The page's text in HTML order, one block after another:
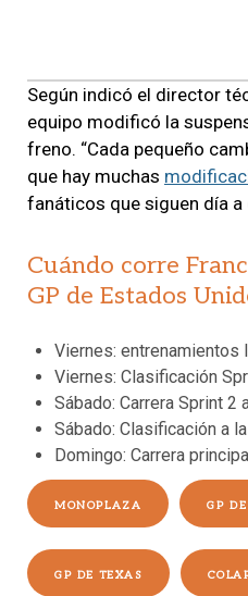
Según indicó el director
equipo modificó la
freno. “Cada pequeño
que hay muchas
fanáticos que siguen día a
Cuándo corre
GP de Estados
Viernes: entrenamientos
Viernes: Clasificación
Sábado: Carrera Sprint 2
Sábado: Clasificación a
Domingo: Carrera
MONOPLAZA GP
GP DE TEXAS